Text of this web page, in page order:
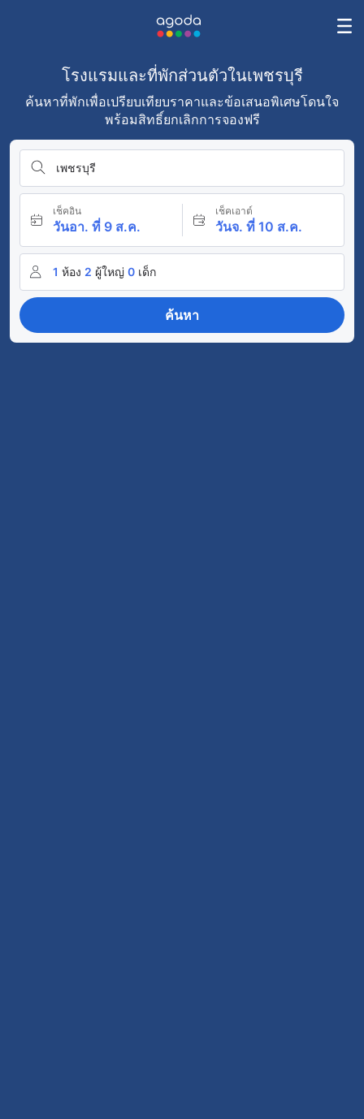
โรงแรมและที่พักส่วนตัวในเพชรบุรี
ค้นหาที่พักเพื่อเปรียบเทียบราคาและข้อเสนอพิเศษโดนใจ
พร้อมสิทธิ์ยกเลิกการจองฟรี
เพชรบุรี
เช็คอิน
วันอา. ที่ 9 ส.ค.
เช็คเอาต์
วันจ. ที่ 10 ส.ค.
1 ห้อง 2 ผู้ใหญ่ 0 เด็ก
ค้นหา